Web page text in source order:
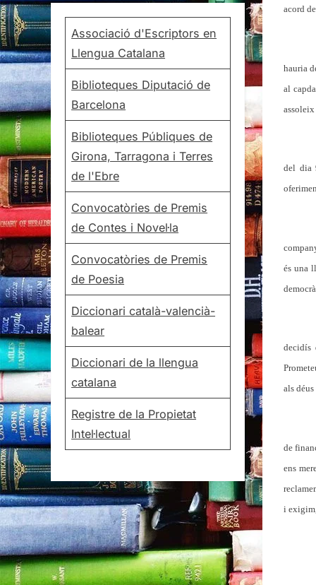
acord
hauria
al
del dia
és una
decidís
als
de
ens
i
Associació d'Escriptors en
Llengua Catalana
Biblioteques Diputació de
Barcelona
Biblioteques Públiques de
Girona, Tarragona i Terres
de l'Ebre
Convocatòries de Premis
de Contes i Novel·la
Convocatòries de Premis
de Poesia
Diccionari català-valencià-
balear
Diccionari de la llengua
catalana
Registre de la Propietat
Intel·lectual